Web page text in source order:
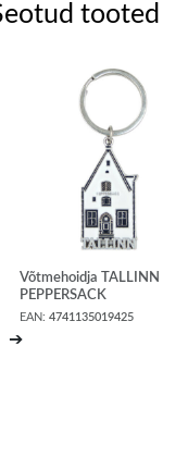
tooted
Võtmehoidja TALLINN
PEPPERSACK
EAN: 4741135019425
➔